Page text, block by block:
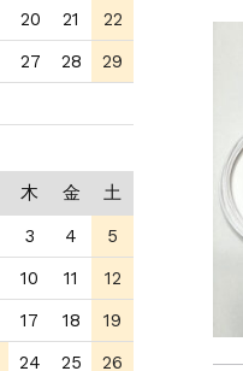
20 21
22
27 28
29
木 金
土
3 4
5
10 11
12
17 18
19
24 25
26